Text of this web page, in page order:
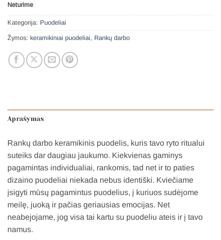
Neturime
Kategorija: Puodeliai
Žymos: keramikiniai puodeliai, Rankų darbo
Aprašymas
Rankų darbo keramikinis puodelis, kuris tavo ryto ritualui
suteiks dar daugiau jaukumo. Kiekvienas gaminys
pagamintas individualiai, rankomis, tad net ir to paties
dizaino puodeliai niekada nebus identiški. Kviečiame
įsigyti mūsų pagamintus puodelius, į kuriuos sudėjome
meilę, juoką ir pačias geriausias emocijas. Net
neabejojame, jog visa tai kartu su puodeliu ateis ir į tavo
namus.